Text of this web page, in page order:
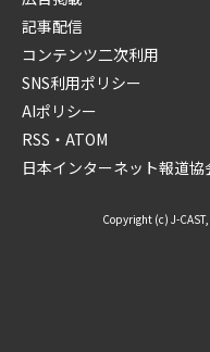
記事配信
コンテンツ二次利用
SNS利用ポリシー
AIポリシー
RSS・ATOM
日本インターネット報道協
Copyright (c) J-